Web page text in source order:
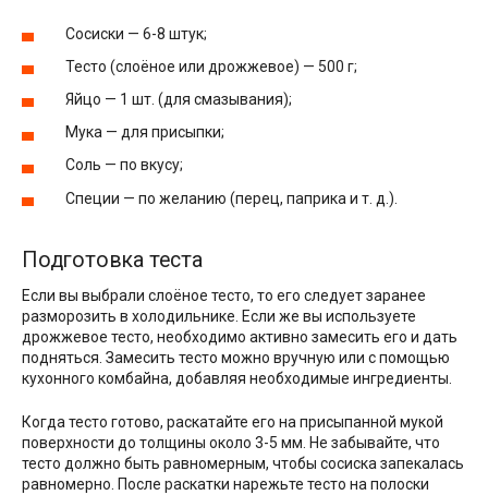
Сосиски — 6-8 штук;
Тесто (слоёное или дрожжевое) — 500 г;
Яйцо — 1 шт. (для смазывания);
Мука — для присыпки;
Соль — по вкусу;
Специи — по желанию (перец, паприка и т. д.).
Подготовка теста
Если вы выбрали слоёное тесто, то его следует заранее
разморозить в холодильнике. Если же вы используете
дрожжевое тесто, необходимо активно замесить его и дать
подняться. Замесить тесто можно вручную или с помощью
кухонного комбайна, добавляя необходимые ингредиенты.
Когда тесто готово, раскатайте его на присыпанной мукой
поверхности до толщины около 3-5 мм. Не забывайте, что
тесто должно быть равномерным, чтобы сосиска запекалась
равномерно. После раскатки нарежьте тесто на полоски